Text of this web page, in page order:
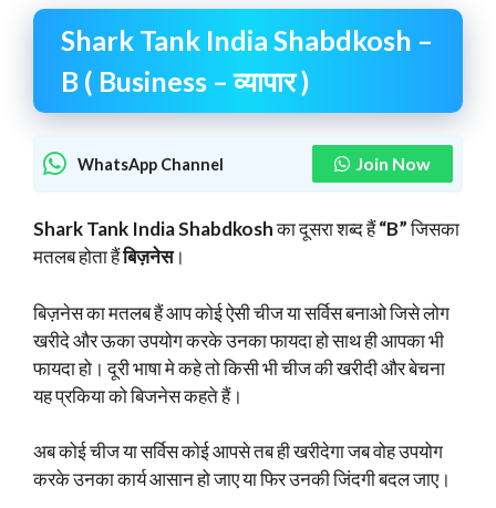
Shark Tank India Shabdkosh –
B ( Business – व्यापार )
WhatsApp Channel Join Now
Shark Tank India Shabdkoshका दूसरा शब्द हैं“B”जिसका
मतलब होता हैंबिज़नेस।
बिज़नेस का मतलब हैं आप कोई ऐसी चीज या सर्विस बनाओ जिसे लोग
खरीदे और ऊका उपयोग करके उनका फायदा हो साथ ही आपका भी
फायदा हो। दूरी भाषा मे कहे तो किसी भी चीज की खरीदी और बेचना
यह प्रकिया को बिजनेस कहते हैं।
अब कोई चीज या सर्विस कोई आपसे तब ही खरीदेगा जब वोह उपयोग
करके उनका कार्य आसान हो जाए या फिर उनकी जिंदगी बदल जाए।